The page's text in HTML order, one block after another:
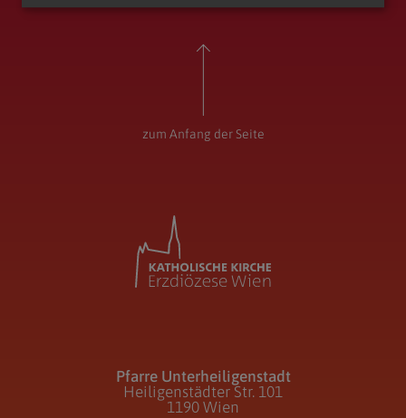
zum Anfang der Seite
Pfarre Unterheiligenstadt
Heiligenstädter Str. 101
1190 Wien